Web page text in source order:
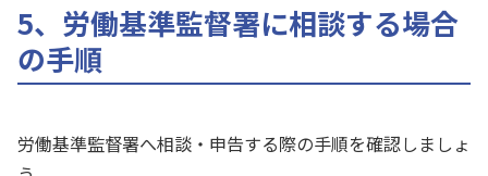
5、労働基準監督署に相談する場合
の手順
労働基準監督署へ相談・申告する際の手順を確認しましょ